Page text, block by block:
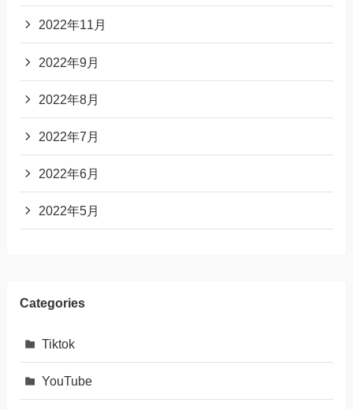
2022年11月
2022年9月
2022年8月
2022年7月
2022年6月
2022年5月
Categories
Tiktok
YouTube